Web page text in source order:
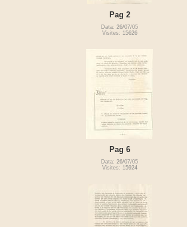
Pag 2
Data: 26/07/05
Visites: 15626
Pag 6
Data: 26/07/05
Visites: 15924